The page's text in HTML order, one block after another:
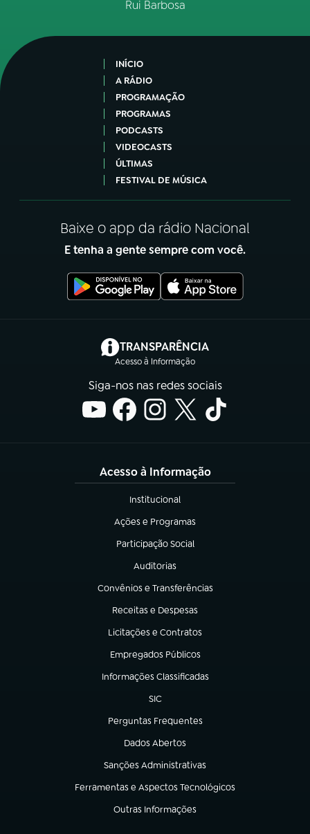
Rui Barbosa
INÍCIO
A RÁDIO
PROGRAMAÇÃO
PROGRAMAS
PODCASTS
VIDEOCASTS
ÚLTIMAS
FESTIVAL DE MÚSICA
Baixe o app da rádio Nacional
E tenha a gente sempre com você.
TRANSPARÊNCIA
Acesso à Informação
(abre em nova aba)
Siga-nos nas redes sociais
Acesso à Informação
Institucional
(abre em nova aba)
Ações e Programas
(abre em nova aba)
Participação Social
(abre em nova aba)
Auditorias
(abre em nova aba)
Convênios e Transferências
(abre em nova aba)
Receitas e Despesas
(abre em nova aba)
Licitações e Contratos
(abre em nova aba)
Empregados Públicos
(abre em nova aba)
Informações Classificadas
(abre em nova aba)
SIC
(abre em nova aba)
Perguntas Frequentes
(abre em nova aba)
Dados Abertos
(abre em nova aba)
Sanções Administrativas
(abre em nova aba)
Ferramentas e Aspectos Tecnológicos
(abre em nova aba)
Outras Informações
(abre em nova aba)